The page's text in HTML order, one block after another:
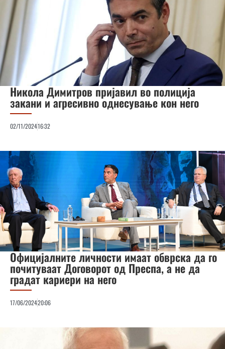
Никола Димитров пријавил во полиција
закани и агресивно однесување кон него
02/11/202416:32
Официјалните личности имаат обврска да го
почитуваат Договорот од Преспа, а не да
градат кариери на него
17/06/202420:06